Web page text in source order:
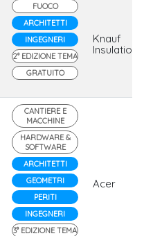
FUOCO
ARCHITETTI
INGEGNERI
2° EDIZIONE TEMA
GRATUITO
Knauf
Insulation
CANTIERE E
MACCHINE
HARDWARE &
SOFTWARE
ARCHITETTI
GEOMETRI
PERITI
INGEGNERI
3° EDIZIONE TEMA
Acer